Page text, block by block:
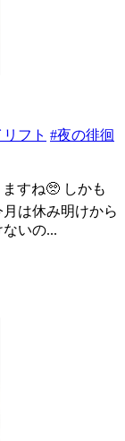
フト #夜の徘徊
すね🥺 しかも
は休み明けから
いの...